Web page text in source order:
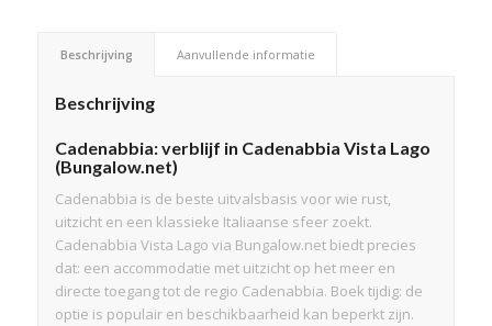
Beschrijving Aanvullende informatie
Beschrijving
Cadenabbia: verblijf in Cadenabbia Vista Lago
(Bungalow.net)
Cadenabbia is de beste uitvalsbasis voor wie rust,
uitzicht en een klassieke Italiaanse sfeer zoekt.
Cadenabbia Vista Lago via Bungalow.net biedt precies
dat: een accommodatie met uitzicht op het meer en
directe toegang tot de regio Cadenabbia. Boek tijdig: de
optie is populair en beschikbaarheid kan beperkt zijn.